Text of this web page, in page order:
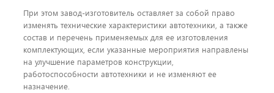
При этом завод-изготовитель оставляет за собой право
изменять технические характеристики автотехники, а также
состав и перечень применяемых для ее изготовления
комплектующих, если указанные мероприятия направлены
на улучшение параметров конструкции,
работоспособности автотехники и не изменяют ее
назначение.